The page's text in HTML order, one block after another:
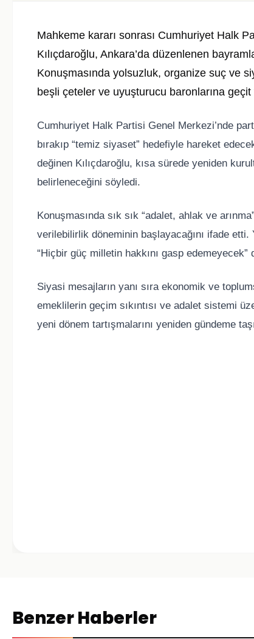
Mahkeme kararı sonrası Cumhuriyet Halk
Kılıçdaroğlu, Ankara’da düzenlenen
Konuşmasında yolsuzluk, organize suç ve
beşli çeteler ve uyuşturucu baronlarına
Cumhuriyet Halk Partisi Genel Merkezi’nde
bırakıp “temiz siyaset” hedefiyle hareket
değinen Kılıçdaroğlu, kısa sürede yeniden
belirleneceğini söyledi.
Konuşmasında sık sık “adalet, ahlak ve
verilebilirlik döneminin başlayacağını ifade
“Hiçbir güç milletin hakkını gasp edemeyecek”
Siyasi mesajların yanı sıra ekonomik ve
emeklilerin geçim sıkıntısı ve adalet sistemi
yeni dönem tartışmalarını yeniden gündeme
Benzer Haberler